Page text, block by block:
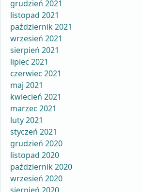
grudzień 2021
listopad 2021
październik 2021
wrzesień 2021
sierpień 2021
lipiec 2021
czerwiec 2021
maj 2021
kwiecień 2021
marzec 2021
luty 2021
styczeń 2021
grudzień 2020
listopad 2020
październik 2020
wrzesień 2020